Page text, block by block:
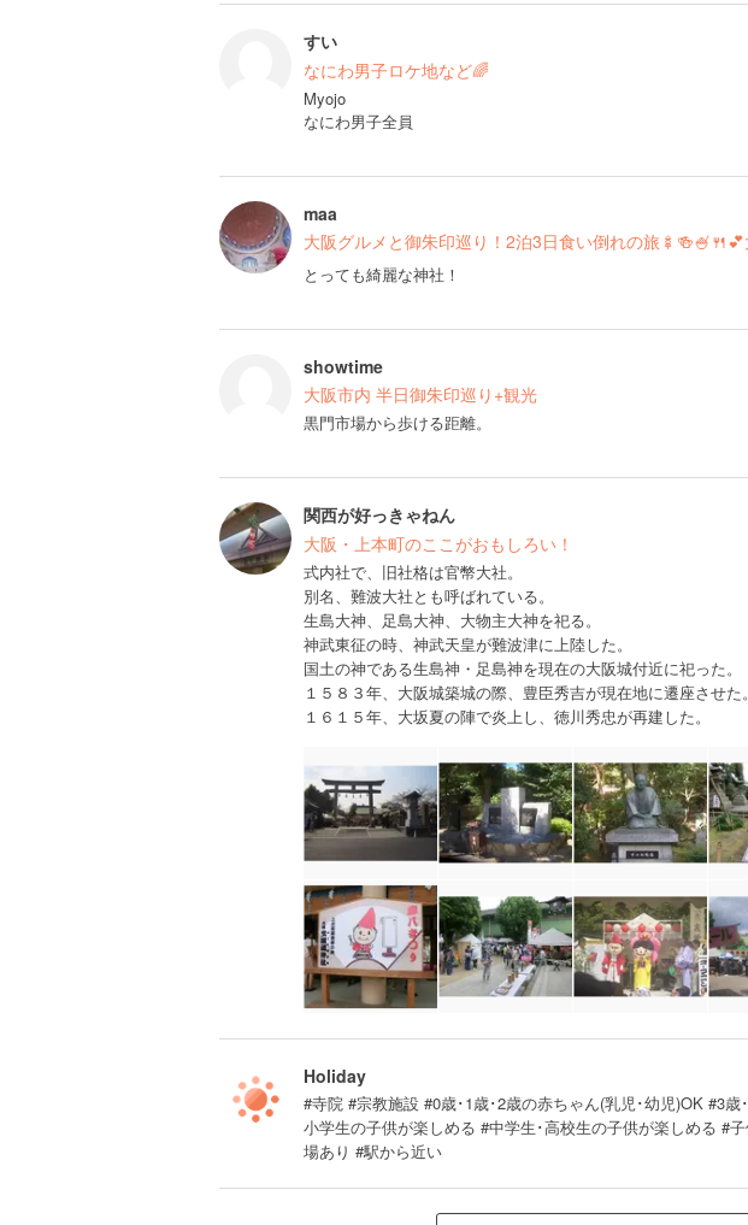
すい
なにわ男子ロケ地など🌈
Myojo
なにわ男子全員
maa
大阪グルメと御朱印巡り！2泊3日食い倒れの旅
とっても綺麗な神社！
showtime
大阪市内 半日御朱印巡り+観光
黒門市場から歩ける距離。
関西が好っきゃねん
大阪・上本町のここがおもしろい！
式内社で、旧社格は官幣大社。
別名、難波大社とも呼ばれている。
生島大神、足島大神、大物主大神を祀る。
神武東征の時、神武天皇が難波津に上陸した。
国土の神である生島神・足島神を現在の大阪城付近に祀った。
１５８３年、大阪城築城の際、豊臣秀吉が現在地に遷座させた。
１６１５年、大坂夏の陣で炎上し、徳川秀忠が再建した。
Holiday
#寺院 #宗教施設 #0歳･1歳･2歳の赤ちゃん(乳児･幼児)OK #3
小学生の子供が楽しめる #中学生･高校生の子供が楽しめる #
場あり #駅から近い